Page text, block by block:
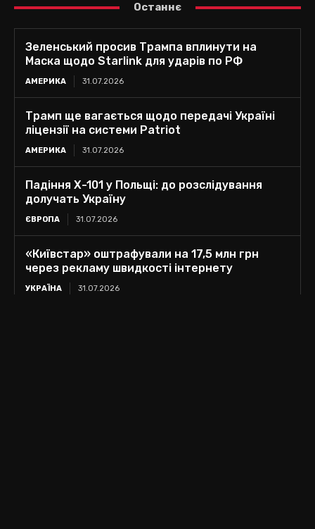
Останнє
Зеленський просив Трампа вплинути на
Маска щодо Starlink для ударів по РФ
АМЕРИКА 31.07.2026
Трамп ще вагається щодо передачі Україні
ліцензії на системи Patriot
АМЕРИКА 31.07.2026
Падіння Х-101 у Польщі: до розслідування
долучать Україну
ЄВРОПА 31.07.2026
«Київстар» оштрафували на 17,5 млн грн
через рекламу швидкості інтернету
УКРАЇНА 31.07.2026